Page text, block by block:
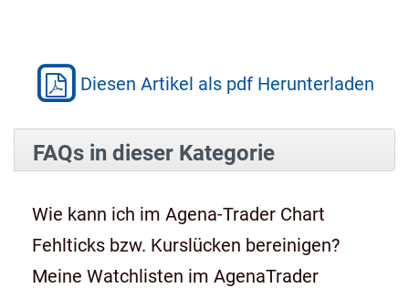
Diesen Artikel als pdf Herunterladen
FAQs in dieser Kategorie
Wie kann ich im Agena-Trader Chart
Fehlticks bzw. Kurslücken bereinigen?
Meine Watchlisten im AgenaTrader